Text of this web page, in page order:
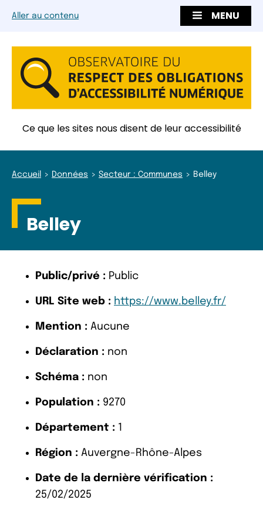
Aller au contenu MENU
Ce que les sites nous disent de leur accessibilité
Accueil Données Secteur : Communes Belley
Belley
Public/privé : Public
URL Site web : https://www.belley.fr/
Mention : Aucune
Déclaration : non
Schéma : non
Population : 9270
Département : 1
Région : Auvergne-Rhône-Alpes
Date de la dernière vérification :
25/02/2025